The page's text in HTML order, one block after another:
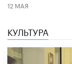
12 МАЯ
КУЛЬТУРА